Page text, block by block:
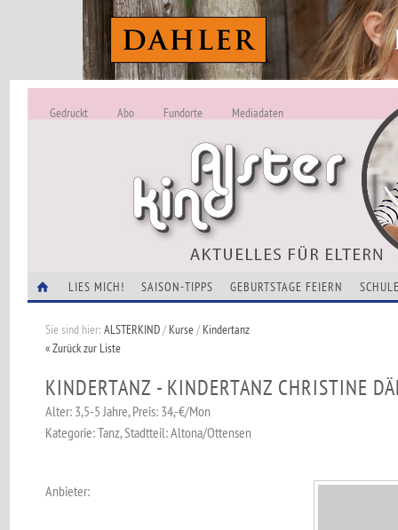
ALSTERKIND -
Alles Neu
Gedruckt Abo Fundorte Mediadaten
LIES MICH! SAISON-TIPPS GEBURTSTAGE FEIERN
Sie sind hier:ALSTERKIND/Kurse/Kindertanz
« Zurück zur Liste
KINDERTANZ - KINDERTANZ CHRISTINE
Alter: 3,5-5 Jahre, Preis: 34,-€/Mon
Kategorie: Tanz, Stadtteil: Altona/Ottensen
Anbieter: